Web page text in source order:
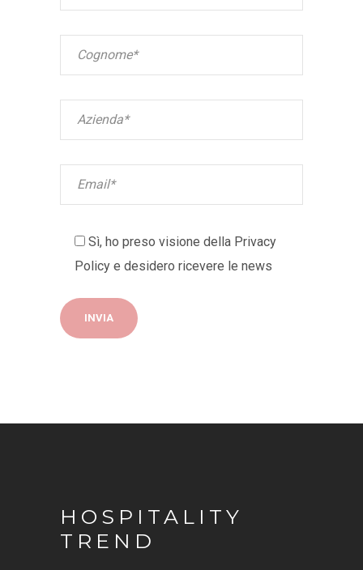
Sì, ho preso visione della Privacy
Policy e desidero ricevere le news
HOSPITALITY
TREND